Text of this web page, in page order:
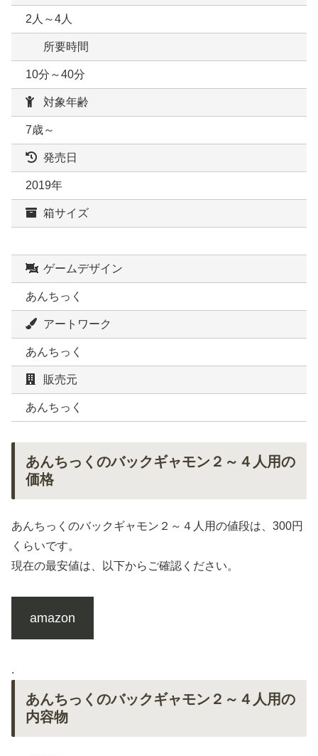
2人～4人
所要時間
10分～40分
対象年齢
7歳～
発売日
2019年
箱サイズ
ゲームデザイン
あんちっく
アートワーク
あんちっく
販売元
あんちっく
あんちっくのバックギャモン２～４人用の
価格
あんちっくのバックギャモン２～４人用の値段は、300円
くらいです。
現在の最安値は、以下からご確認ください。
amazon
.
あんちっくのバックギャモン２～４人用の
内容物